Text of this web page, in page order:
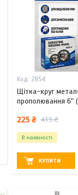
2854
Щітка-круг
прополювання 6''
225 ₴ 415 ₴
В наявності
КУПИТИ